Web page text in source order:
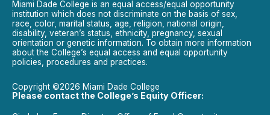
Miami Dade College is an equal access/equal opportunity
institution which does not discriminate on the basis of sex,
race, color, marital status, age, religion, national origin,
disability, veteran’s status, ethnicity, pregnancy, sexual
orientation or genetic information. To obtain more information
about the College’s equal access and equal opportunity
policies, procedures and practices.
Copyright ©2026 Miami Dade College
Please contact the College’s Equity Officer: